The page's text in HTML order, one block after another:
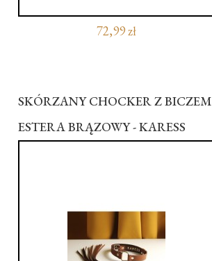
72,99 zł
SKÓRZANY CHOCKER Z BICZEM
ESTERA BRĄZOWY - KARESS